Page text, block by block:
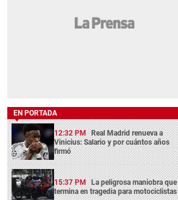
EN PORTADA
12:32 PM Real Madrid renueva a
Vinicius: Salario y por cuántos años
firmó
15:37 PM La peligrosa maniobra que
termina en tragedia para motociclistas